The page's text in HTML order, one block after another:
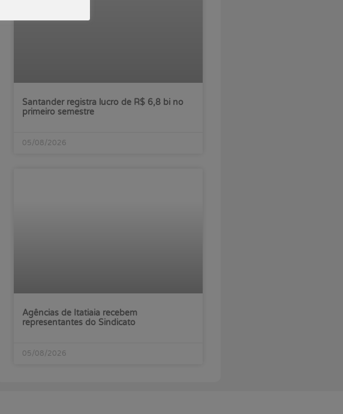
Santander registra lucro de R$ 6,8 bi no
primeiro semestre
05/08/2026
Agências de Itatiaia recebem
representantes do Sindicato
05/08/2026